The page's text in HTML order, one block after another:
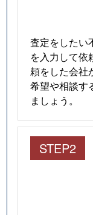
査定をしたい
を入力して依
頼をした会社
希望や相談す
ましょう。
STEP2